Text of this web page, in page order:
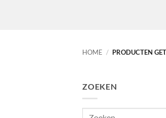
HOME / PRODUCTEN
ZOEKEN